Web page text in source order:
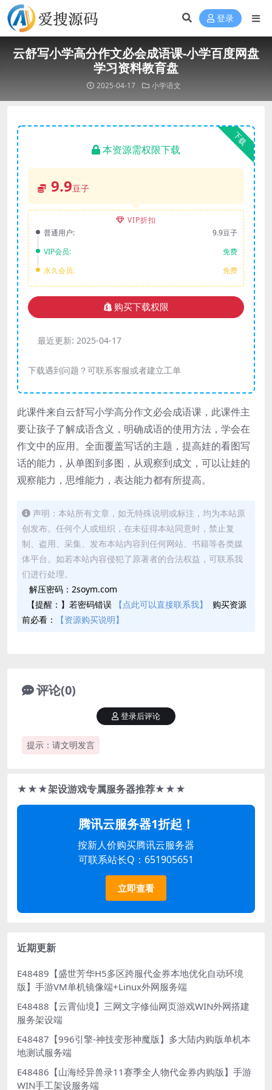
登录
云舒写小学高分作文必会成语课-小学百度网盘
学习资料教育盘
2025-04-17 小学语文
下载
本资源需权限下载
9.9豆子
VIP折扣
普通用户:
9.9豆子
VIP会员:
免费
永久会员:
免费
购买下载权限
最近更新: 2025-04-17
下载遇到问题？可联系客服或者建立工单
此课件来自云舒写小学高分作文必会成语课，此课件主
要让孩子了解成语含义，明确成语的使用方法，学会在
作文中的应用。全面覆盖写话的主题，提高娃的看图写
话的能力，从单图到多图，从观察到成文，可以让娃的
观察能力，思维能力，表达能力都有所提高。
声明：本站所有文章，如无特殊说明或标注，均为本站原
创发布。任何个人或组织，在未征得本站同意时，禁止复
制、盗用、采集、发布本站内容到任何网站、书籍等各类媒
体平台。如若本站内容侵犯了原著者的合法权益，可联系我
们进行处理。
解压密码：2soym.com
【提醒：】若密码错误
【点此可以直接联系我】
购买资源
前必看：
【资源购买说明】
评论(0)
提示：请文明发言
登录后评论
★★★架设游戏专属服务器推荐★★★
腾讯云服务器1折起！
按新人价购买腾讯云服务器
可联系站长Q：651905651
立即查看
近期更新
E48489【盛世芳华H5多区跨服代金券本地优化自动环境
版】手游VM单机镜像端+Linux外网服务端
E48488【云霄仙境】三网文字修仙网页游戏WIN外网搭建
服务架设端
E48487【996引擎-神技变形神魔版】多大陆内购版单机本
地测试服务端
E48486【山海经异兽录11赛季全人物代金券内购版】手游
WIN手工架设服务端